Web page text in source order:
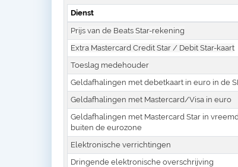
Dienst
Prijs van de Beats Star-rekening
Extra Mastercard Credit Star / Debit Star-kaart
Toeslag medehouder
Geldafhalingen met debetkaart in euro in de
Geldafhalingen met Mastercard/Visa in euro
Geldafhalingen met Mastercard Star in
buiten de eurozone
Elektronische verrichtingen
Dringende elektronische overschrijving